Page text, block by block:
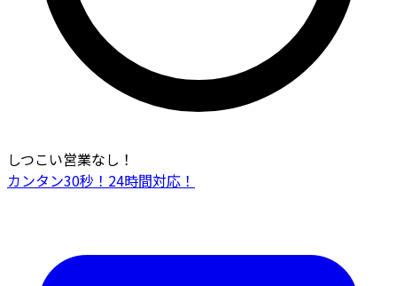
しつこい営業なし！
カンタン30秒！24時間対応！